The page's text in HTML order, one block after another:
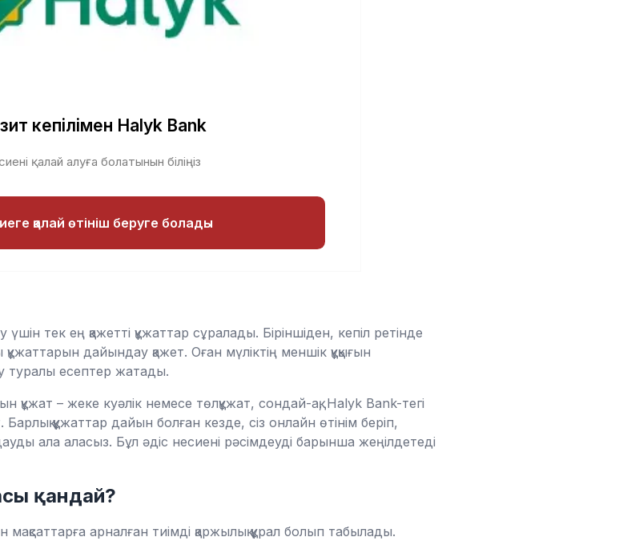
кепілімен Halyk Bank
қалай алуға болатынын біліңіз
қалай өтініш беруге болады
тек ең қажетті құжаттар сұралады. Біріншіден, кепіл ретінде
дайындау қажет. Оған мүліктің меншік құқығын
туралы есептер жатады.
– жеке куәлік немесе төлқұжат, сондай-ақ, Halyk Bank-тегі
құжаттар дайын болған кезде, сіз онлайн өтінім беріп,
ала аласыз. Бұл әдіс несиені рәсімдеуді барынша жеңілдетеді
қандай?
арналған тиімді қаржылық құрал болып табылады.